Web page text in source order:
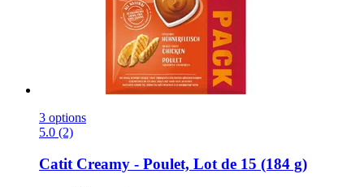
3 options
5.0 (2)
Catit Creamy -​ Poulet, Lot de 15 (184 g)